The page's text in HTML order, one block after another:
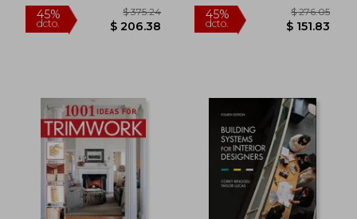
45%
dcto. $ 273.95
40%
dcto. $